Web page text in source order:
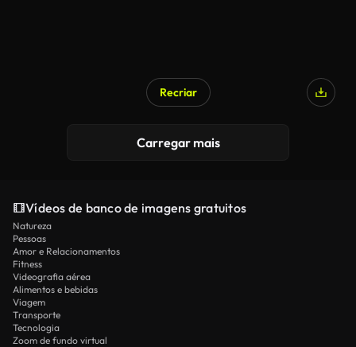
Recriar
Carregar mais
Vídeos de banco de imagens gratuitos
Natureza
Pessoas
Amor e Relacionamentos
Fitness
Videografia aérea
Alimentos e bebidas
Viagem
Transporte
Tecnologia
Zoom de fundo virtual